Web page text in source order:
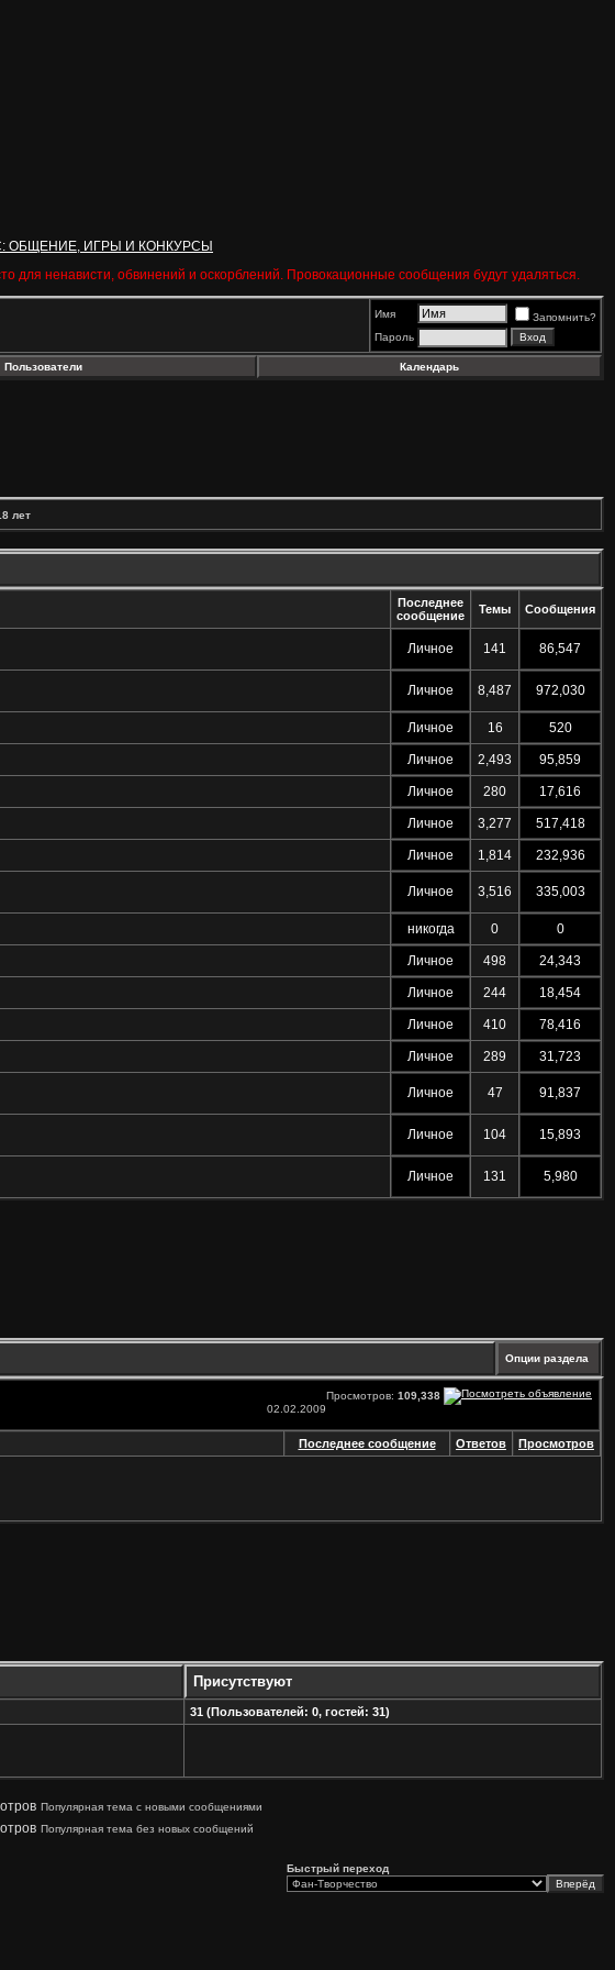
ОБЩЕНИЕ, ИГРЫ И КОНКУРСЫ
для ненависти, обвинений и оскорблений. Провокационные сообщения будут удаляться.
Имя
Запомнить?
Пароль
Пользователи Календарь
лет
Последнее
сообщение
Темы Сообщения
Личное 141 86,547
Личное 8,487 972,030
Личное 16 520
Личное 2,493 95,859
Личное 280 17,616
Личное 3,277 517,418
Личное 1,814
232,936
Личное 3,516 335,003
никогда 0 0
Личное 498 24,343
Личное 244 18,454
Личное 410 78,416
Личное 289
31,723
Личное 47 91,837
Личное 104 15,893
Личное 131 5,980
Опции раздела
Просмотров: 109,338
02.02.2009
Последнее сообщение Ответов Просмотров
Присутствуют
31 (Пользователей: 0, гостей: 31)
Популярная тема с новыми сообщениями
Популярная тема без новых сообщений
Быстрый переход